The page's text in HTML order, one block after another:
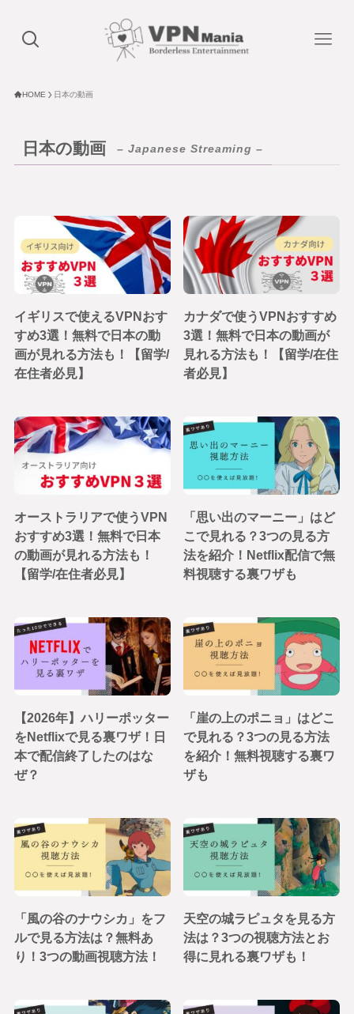
HOME 日本の動画
日本の動画 – Japanese Streaming –
イギリスで使えるVPNおす
すめ3選！無料で日本の動
画が見れる方法も！【留学/
在住者必見】
カナダで使うVPNおすすめ
3選！無料で日本の動画が
見れる方法も！【留学/在住
者必見】
オーストラリアで使うVPN
おすすめ3選！無料で日本
の動画が見れる方法も！
【留学/在住者必見】
「思い出のマーニー」はど
こで見れる？3つの見る方
法を紹介！Netflix配信で無
料視聴する裏ワザも
【2026年】ハリーポッター
をNetflixで見る裏ワザ！日
本で配信終了したのはな
ぜ？
「崖の上のポニョ」はどこ
で見れる？3つの見る方法
を紹介！無料視聴する裏ワ
ザも
「風の谷のナウシカ」をフ
ルで見る方法は？無料あ
り！3つの動画視聴方法！
天空の城ラピュタを見る方
法は？3つの視聴方法とお
得に見れる裏ワザも！